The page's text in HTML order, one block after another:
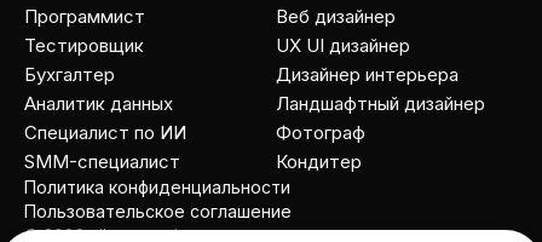
Программист
Тестировщик
Бухгалтер
Аналитик данных
Специалист по ИИ
SMM-специалист
Веб дизайнер
UX UI дизайнер
Дизайнер интерьера
Ландшафтный дизайнер
Фотограф
Кондитер
© 2026 allcourses.io
Пользовательское соглашение
Политика конфиденциальности